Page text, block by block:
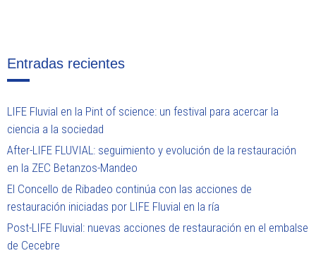
Entradas recientes
LIFE Fluvial en la Pint of science: un festival para acercar la
ciencia a la sociedad
After-LIFE FLUVIAL: seguimiento y evolución de la restauración
en la ZEC Betanzos-Mandeo
El Concello de Ribadeo continúa con las acciones de
restauración iniciadas por LIFE Fluvial en la ría
Post-LIFE Fluvial: nuevas acciones de restauración en el embalse
de Cecebre